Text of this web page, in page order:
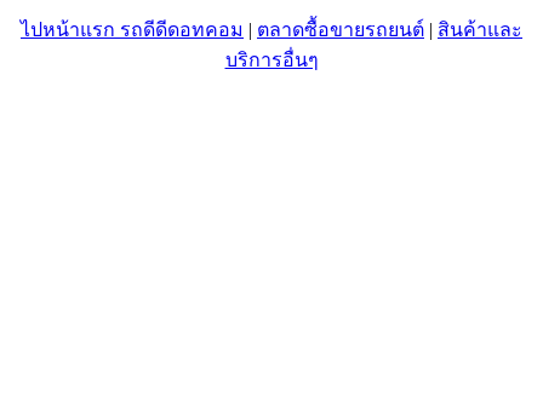
ไปหน้าแรก รถดีดีดอทคอม | ตลาดซื้อขายรถยนต์ | สินค้าและ
บริการอื่นๆ